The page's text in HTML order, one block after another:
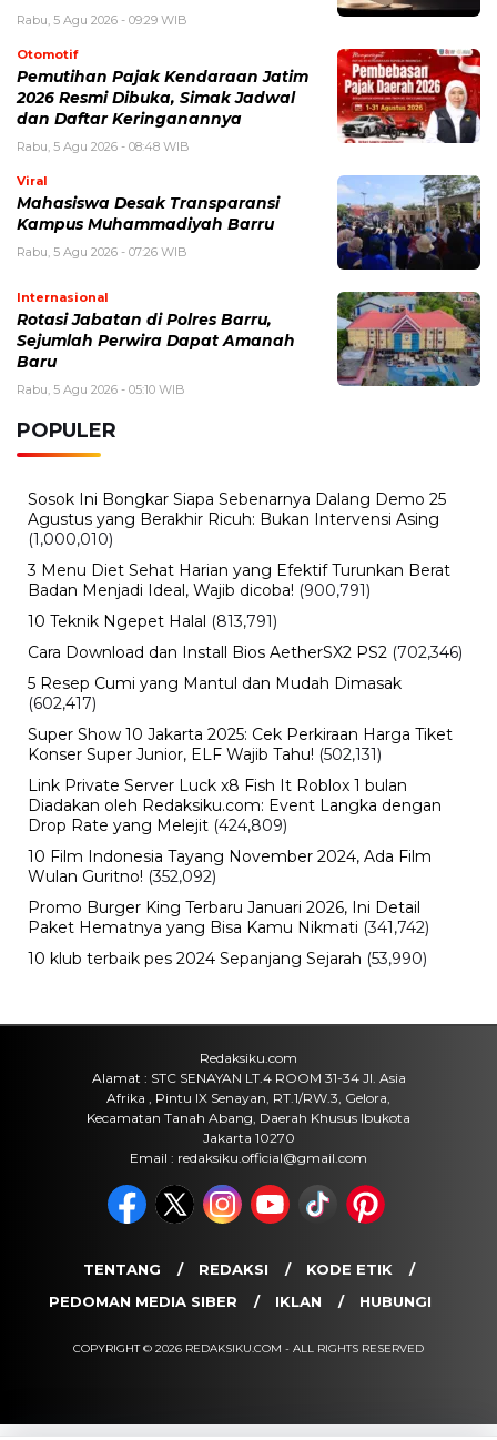
Selasa, 4 Agustus 2026 - 13:13 WIB
Tetangga Suka Meniru Dagangan? 5 Hal yang Perlu
Dilakukan
eDabu BPJS Kesehatan Terbaru, Cara Login, Fungsi,
dan Panduan Layanan Badan Usaha
Selasa, 4 Agustus 2026 - 09:42 WIB
Produksi dan Tantangan Industri Gula
Sabtu, 1 Agustus 2026 - 09:37 WIB
Harga Pertamax Hari Ini Terbaru, Cek Daftar Harga
BBM Pertamina
Jumat, 31 Juli 2026 - 15:40 WIB
BERITA TERBARU
Life Style
Mengenal Weaponized
Asmara
Kamis, 6 Agu 2026 - 12:33 WIB
Rumor iPhone Air 2 Makin Kuat,
Kamera Ganda dan Chip 2nm Jadi
Sorotan
Rabu, 5 Agu 2026 - 09:29 WIB
Otomotif
Pemutihan Pajak Kendaraan Jatim
dan Daftar Keringanannya
Rabu, 5 Agu 2026 - 08:48 WIB
Rotasi Jabatan di Polres Barru,
Sejumlah Perwira Dapat Amanah
Rabu, 5 Agu 2026 - 05:10 WIB
POPULER
Sosok Ini Bongkar Siapa Sebenarnya Dalang Demo 25
Agustus yang Berakhir Ricuh: Bukan Intervensi Asing